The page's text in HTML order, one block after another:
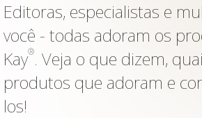
Editoras, especialistas e
você - todas adoram os
Kay®. Veja o que dizem,
produtos que adoram e
los!